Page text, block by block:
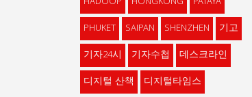
PHUKET
SAIPAN SHENZHEN
기고
기자24시
기자수첩
데스크라인
디지털 산책
디지털타임스